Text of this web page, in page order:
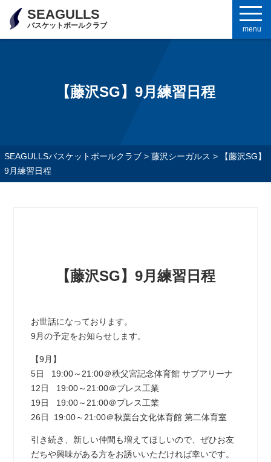
SEAGULLS
バスケットボールクラブ menu
【藤沢SG】9月練習日程
SEAGULLSバスケットボールクラブ> 藤沢シーガルス >
【藤沢SG】
9月練習日程
【藤沢SG】9月練習日程
お世話になっております。
9月の予定をお知らせします。
【9月】
5日 19:00～21:00＠秩父宮記念体育館 サブアリーナ
12日 19:00～21:00＠プレス工業
19日 19:00～21:00＠プレス工業
26日 19:00～21:00＠秋葉台文化体育館 第二体育室
引き続き、新しい仲間も増えてほしいので、ぜひお友
だちや興味がある方をお誘いいただければ幸いです。